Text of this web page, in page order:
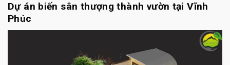
Dự án biến sân thượng thành vườn tại Vĩnh
Phúc